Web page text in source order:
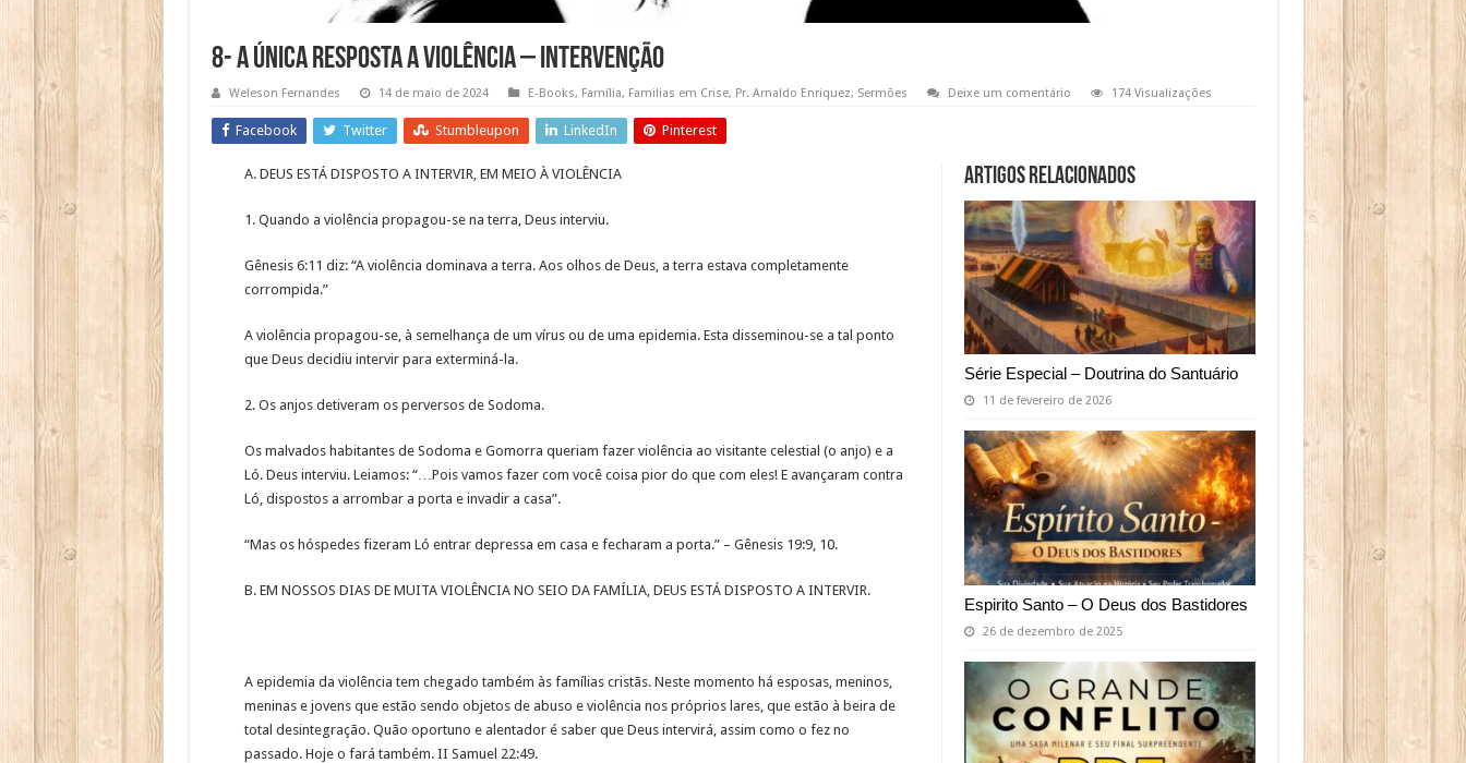
8- A única resposta a violência – Intervenção
Weleson Fernandes 14 de maio de 2024 E-Books, Família, Familias em Crise, Pr. Arnaldo Enriquez, Sermões Deixe um comentário 174 Visualizações
Facebook Twitter Stumbleupon LinkedIn Pinterest
Artigos relacionados
Série Especial – Doutrina do Santuário
11 de fevereiro de 2026
Espirito Santo – O Deus dos Bastidores
26 de dezembro de 2025
A. DEUS ESTÁ DISPOSTO A INTERVIR, EM MEIO À VIOLÊNCIA
1. Quando a violência propagou-se na terra, Deus interviu.
Gênesis 6:11 diz: “A violência dominava a terra. Aos olhos de Deus, a terra estava completamente
corrompida.”
A violência propagou-se, à semelhança de um vírus ou de uma epidemia. Esta disseminou-se a tal ponto
que Deus decidiu intervir para exterminá-la.
2. Os anjos detiveram os perversos de Sodoma.
Os malvados habitantes de Sodoma e Gomorra queriam fazer violência ao visitante celestial (o anjo) e a
Ló. Deus interviu. Leiamos: “…Pois vamos fazer com você coisa pior do que com eles! E avançaram contra
Ló, dispostos a arrombar a porta e invadir a casa”.
“Mas os hóspedes fizeram Ló entrar depressa em casa e fecharam a porta.” – Gênesis 19:9, 10.
B. EM NOSSOS DIAS DE MUITA VIOLÊNCIA NO SEIO DA FAMÍLIA, DEUS ESTÁ DISPOSTO A INTERVIR.
A epidemia da violência tem chegado também às famílias cristãs. Neste momento há esposas, meninos,
meninas e jovens que estão sendo objetos de abuso e violência nos próprios lares, que estão à beira de
total desintegração. Quão oportuno e alentador é saber que Deus intervirá, assim como o fez no
passado. Hoje o fará também. II Samuel 22:49.